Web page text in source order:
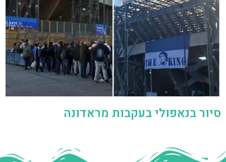
סיור בנאפולי בעקבות מראדונה